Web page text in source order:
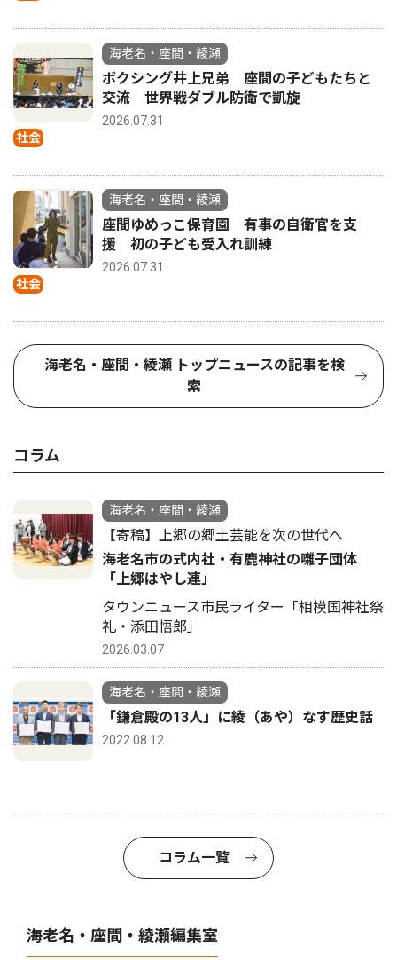
社会
海老名・座間・綾瀬
ボクシング井上兄弟 座間の子どもたちと
交流 世界戦ダブル防衛で凱旋
2026.07.31
社会
海老名・座間・綾瀬
座間ゆめっこ保育園 有事の自衛官を支
援 初の子ども受入れ訓練
2026.07.31
海老名・座間・綾瀬 トップニュースの記事を検
索
コラム
海老名・座間・綾瀬
【寄稿】上郷の郷土芸能を次の世代へ
海老名市の式内社・有鹿神社の囃子団体
「上郷はやし連」
タウンニュース市民ライター「相模国神社祭
礼・添田悟郎」
2026.03.07
海老名・座間・綾瀬
「鎌倉殿の13人」に綾（あや）なす歴史話
2022.08.12
コラム一覧
海老名・座間・綾瀬編集室